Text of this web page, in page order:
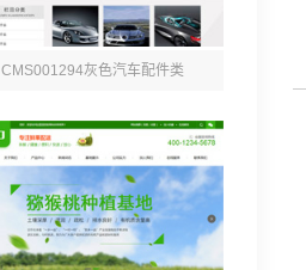
CMS001294灰色汽车配件类